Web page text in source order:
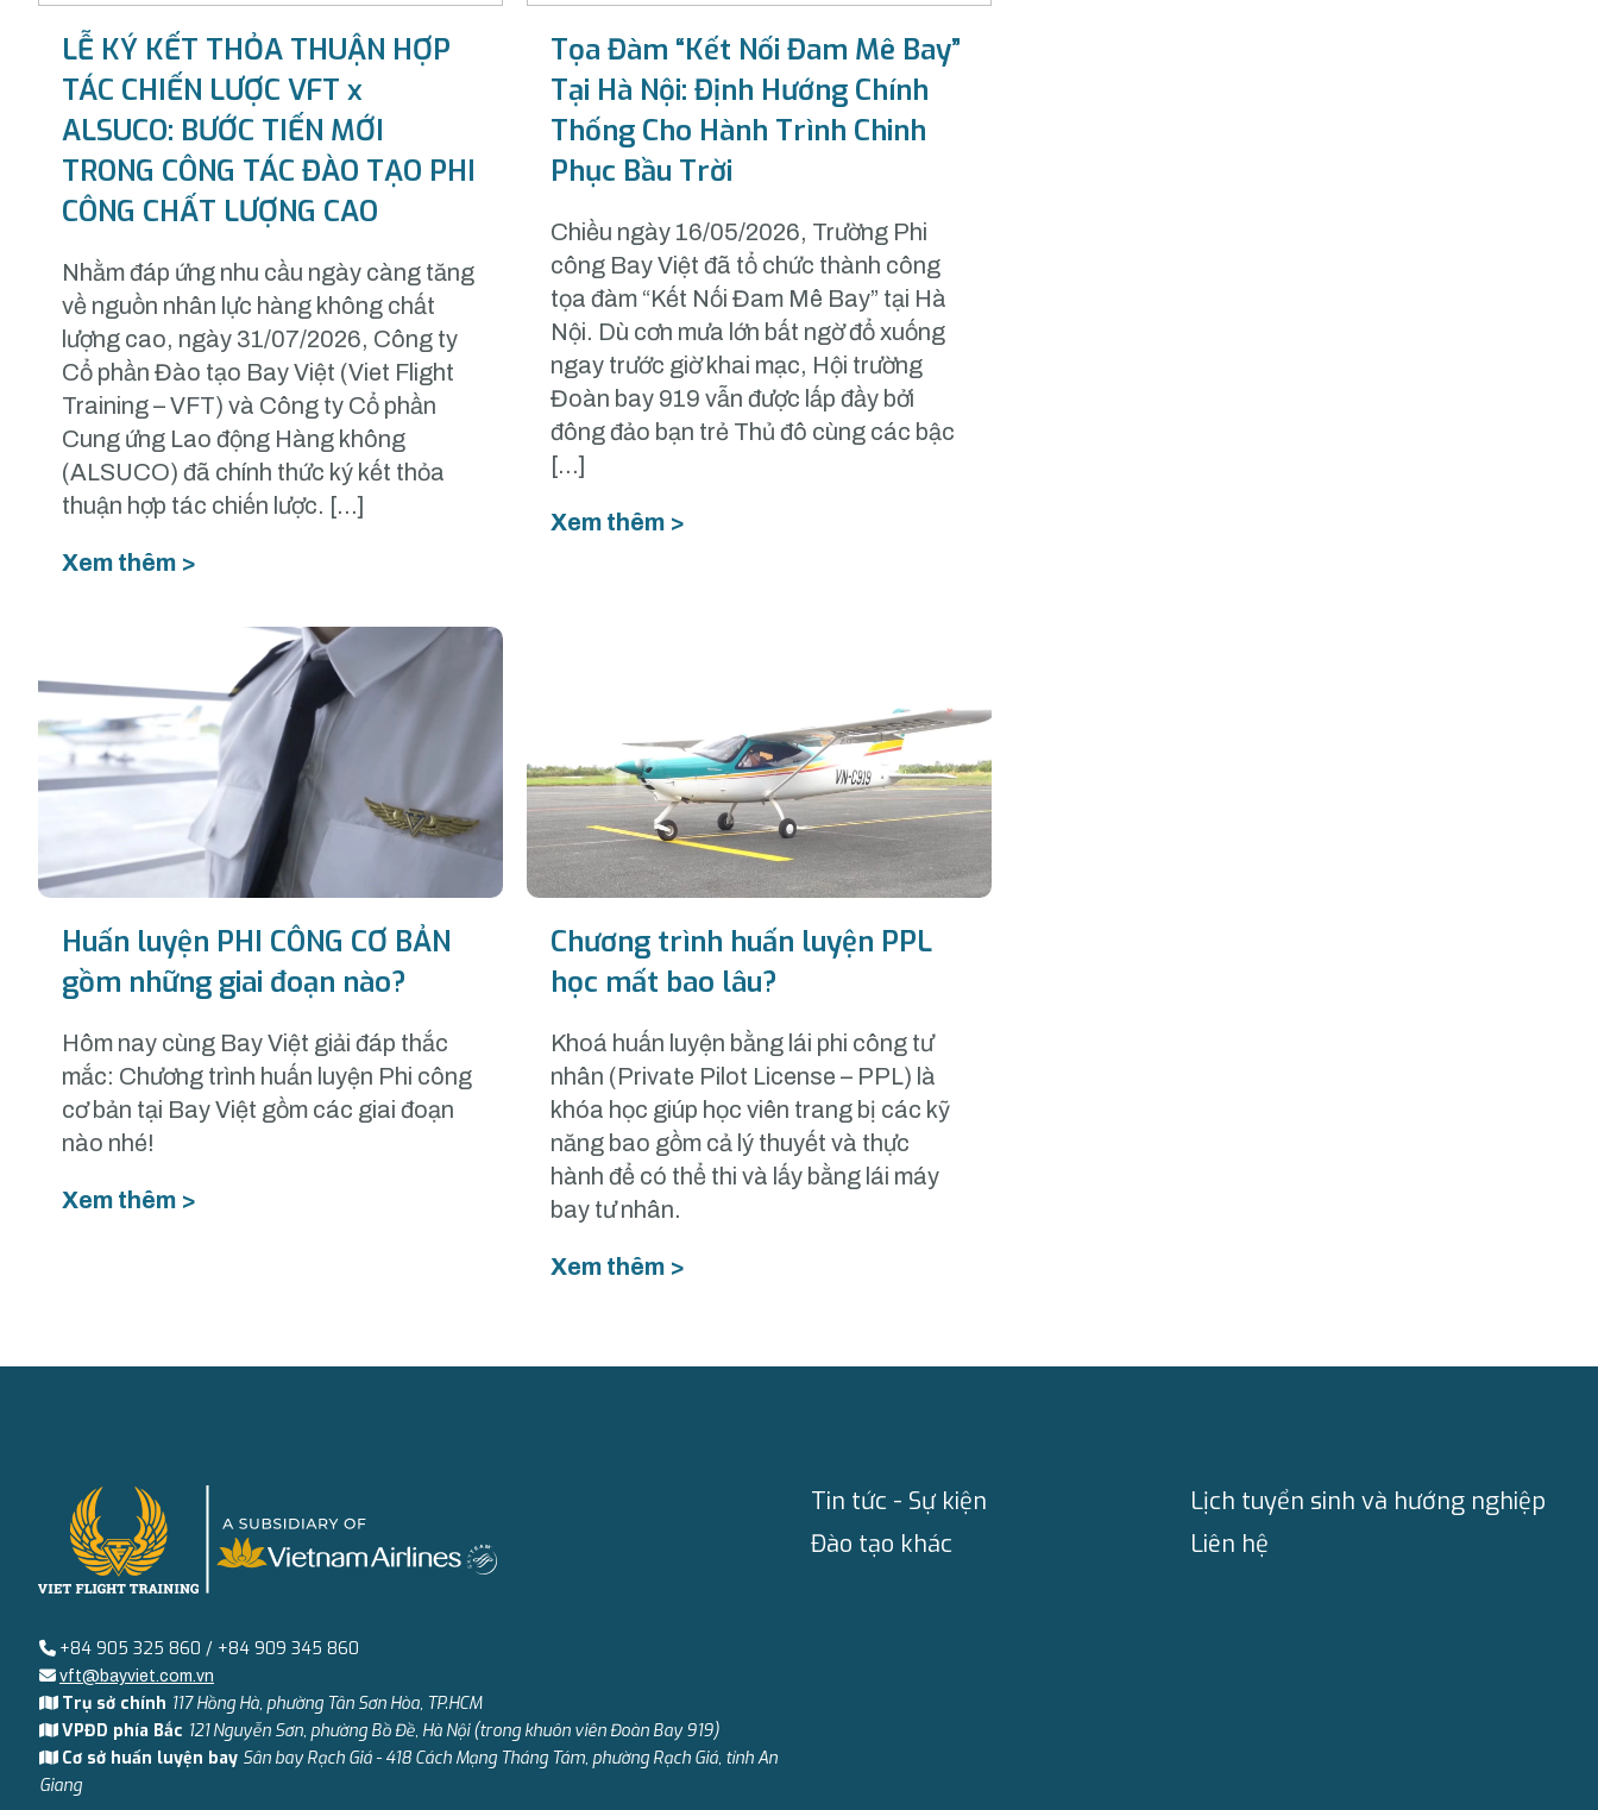
LỄ KÝ KẾT THỎA THUẬN HỢP
TÁC CHIẾN LƯỢC VFT x
ALSUCO: BƯỚC TIẾN MỚI
TRONG CÔNG TÁC ĐÀO TẠO PHI
CÔNG CHẤT LƯỢNG CAO
Nhằm đáp ứng nhu cầu ngày càng tăng
về nguồn nhân lực hàng không chất
lượng cao, ngày 31/07/2026, Công ty
Cổ phần Đào tạo Bay Việt (Viet Flight
Training – VFT) và Công ty Cổ phần
Cung ứng Lao động Hàng không
(ALSUCO) đã chính thức ký kết thỏa
thuận hợp tác chiến lược. […]
Xem thêm >
Tọa Đàm “Kết Nối Đam Mê Bay”
Tại Hà Nội: Định Hướng Chính
Thống Cho Hành Trình Chinh
Phục Bầu Trời
Chiều ngày 16/05/2026, Trường Phi
công Bay Việt đã tổ chức thành công
tọa đàm “Kết Nối Đam Mê Bay” tại Hà
Nội. Dù cơn mưa lớn bất ngờ đổ xuống
ngay trước giờ khai mạc, Hội trường
Đoàn bay 919 vẫn được lấp đầy bởi
đông đảo bạn trẻ Thủ đô cùng các bậc
[…]
Xem thêm >
Huấn luyện PHI CÔNG CƠ BẢN
gồm những giai đoạn nào?
Hôm nay cùng Bay Việt giải đáp thắc
mắc: Chương trình huấn luyện Phi công
cơ bản tại Bay Việt gồm các giai đoạn
nào nhé!
Xem thêm >
Chương trình huấn luyện PPL
học mất bao lâu?
Khoá huấn luyện bằng lái phi công tư
nhân (Private Pilot License – PPL) là
khóa học giúp học viên trang bị các kỹ
năng bao gồm cả lý thuyết và thực
hành để có thể thi và lấy bằng lái máy
bay tư nhân.
Xem thêm >
+84 905 325 860 / +84 909 345 860
vft@bayviet.com.vn
Trụ sở chính 117 Hồng Hà, phường Tân Sơn Hòa, TP.HCM
VPĐD phía Bắc 121 Nguyễn Sơn, phường Bồ Đề, Hà Nội (trong khuôn viên Đoàn Bay 919)
Cơ sở huấn luyện bay Sân bay Rạch Giá - 418 Cách Mạng Tháng Tám, phường Rạch Giá, tỉnh An
Giang
Tin tức - Sự kiện
Lịch tuyển sinh và hướng nghiệp
Đào tạo khác
Liên hệ